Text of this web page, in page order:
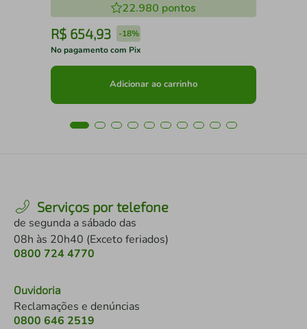
22.980 pontos
R$ 654,93 -18%
No pagamento com Pix
Adicionar ao carrinho
Serviços por telefone
de segunda a sábado das
08h às 20h40 (Exceto feriados)
0800 724 4770
Ouvidoria
Reclamações e denúncias
0800 646 2519